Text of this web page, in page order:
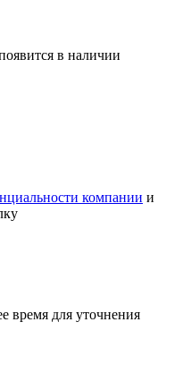
в наличии
компании и
время для уточнения